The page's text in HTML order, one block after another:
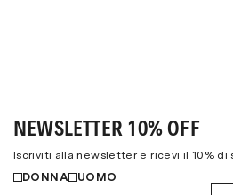
NEWSLETTER 10% OFF
Iscriviti alla newsletter e ricevi il 10% di
DONNA
UOMO